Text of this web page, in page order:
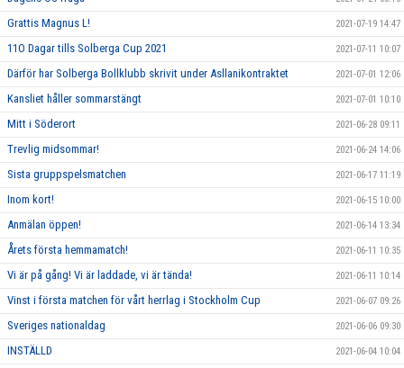
Grattis Magnus L! 2021-07-19 14:47
11O Dagar tills Solberga Cup 2021 2021-07-11 10:07
Därför har Solberga Bollklubb skrivit under Asllanikontraktet 2021-07-01 12:06
Kansliet håller sommarstängt 2021-07-01 10:10
Mitt i Söderort 2021-06-28 09:11
Trevlig midsommar! 2021-06-24 14:06
Sista gruppspelsmatchen 2021-06-17 11:19
Inom kort! 2021-06-15 10:00
Anmälan öppen! 2021-06-14 13:34
Årets första hemmamatch! 2021-06-11 10:35
Vi är på gång! Vi är laddade, vi är tända! 2021-06-11 10:14
Vinst i första matchen för vårt herrlag i Stockholm Cup 2021-06-07 09:26
Sveriges nationaldag 2021-06-06 09:30
INSTÄLLD 2021-06-04 10:04